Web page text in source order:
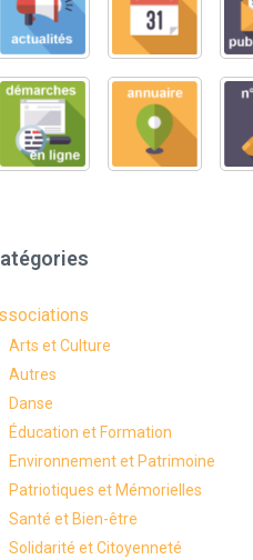
Arts et Culture
Autres
Danse
Éducation et Formation
Environnement et Patrimoine
Patriotiques et Mémorielles
Santé et Bien-être
Solidarité et Citoyenneté